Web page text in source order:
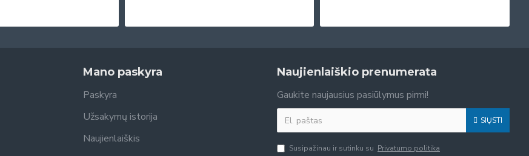
Mano paskyra
Paskyra
Užsakymų istorija
Naujienlaiškis
Naujienlaiškio prenumerata
Gaukite naujausius pasiūlymus pirmi!
SIŲSTI
Susipažinau ir sutinku su Privatumo politika